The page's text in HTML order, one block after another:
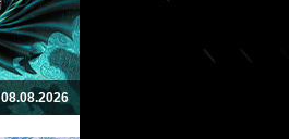
08.08.2026